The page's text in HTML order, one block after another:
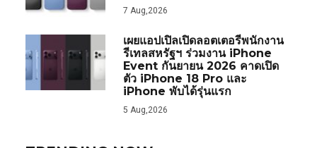
7 Aug,2026
เผยแอปเปิลเปิดลอตเตอรีพนักงาน
รีเทลสหรัฐฯ ร่วมงาน iPhone
Event กันยายน 2026 คาดเปิด
ตัว iPhone 18 Pro และ
iPhone พับได้รุ่นแรก
5 Aug,2026